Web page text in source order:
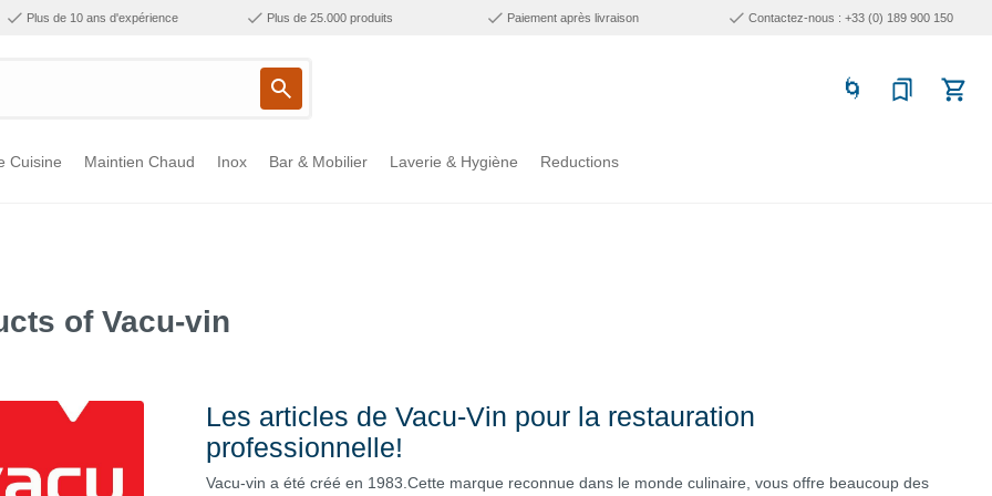
Plus de 10 ans d'expérience Plus de 25.000 produits Paiement après livraison Contactez-nous : +33 (0) 189 900 150
Cuisine Maintien Chaud Inox Bar & Mobilier Laverie & Hygiène Reductions
of Vacu-vin
Les articles de Vacu-Vin pour la restauration
professionnelle!
Vacu-vin a été créé en 1983.Cette marque reconnue dans le monde culinaire, vous offre beaucoup des